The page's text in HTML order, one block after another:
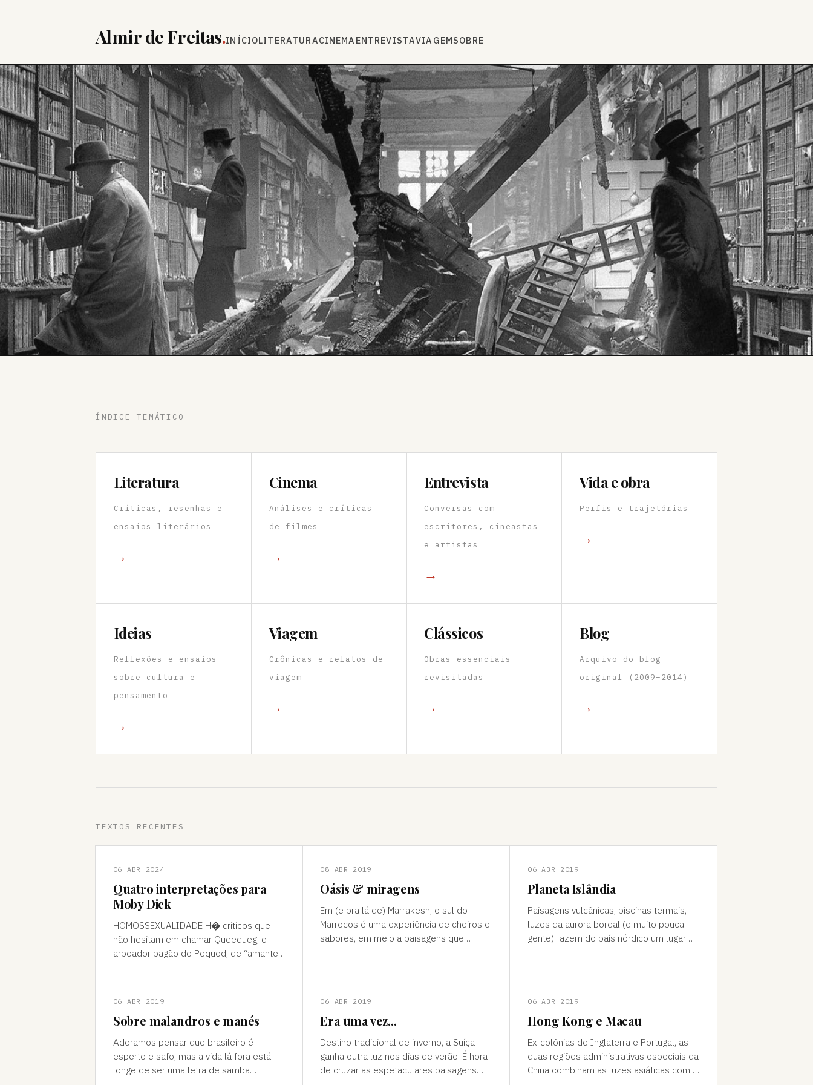
Almir de Freitas.INÍCIOLITERATURACINEMA ENTREVISTAVIAGEMSOBRE
ÍNDICE TEMÁTICO
Literatura
Críticas, resenhas e
ensaios literários
→
Cinema
Análises e críticas
de filmes
→
Entrevista
Conversas com
escritores, cineastas
e artistas
→
Vida e obra
Perfis e trajetórias
→
Ideias
Reflexões e ensaios
sobre cultura e
pensamento
→
Viagem
Crônicas e relatos de
viagem
→
Clássicos
Obras essenciais
revisitadas
→
Blog
Arquivo do blog
original (2009–2014)
→
TEXTOS RECENTES
06 ABR 2024
Quatro interpretações para
Moby Dick
HOMOSSEXUALIDADE H� críticos que
não hesitam em chamar Queequeg, o
arpoador pagão do Pequod, de “amante”
pode ser contestada, mas é compreens
08 ABR 2019
Oásis & miragens
Em (e pra lá de) Marrakesh, o sul do
Marrocos é uma experiência de cheiros e
sabores, em meio a paisagens que
06 ABR 2019
Planeta Islândia
Paisagens vulcânicas, piscinas termais,
luzes da aurora boreal (e muito pouca
gente) fazem do país nórdico um lugar de
06 ABR 2019
Sobre malandros e manés
Adoramos pensar que brasileiro é
esperto e safo, mas a vida lá fora está
longe de ser uma letra de samba
06 ABR 2019
Era uma vez...
Destino tradicional de inverno, a Suíça
ganha outra luz nos dias de verão. É hora
de cruzar as espetaculares paisagens
06 ABR 2019
Hong Kong e Macau
Ex-colônias de Inglaterra e Portugal, as
duas regiões administrativas especiais da
China combinam as luzes asiáticas com o